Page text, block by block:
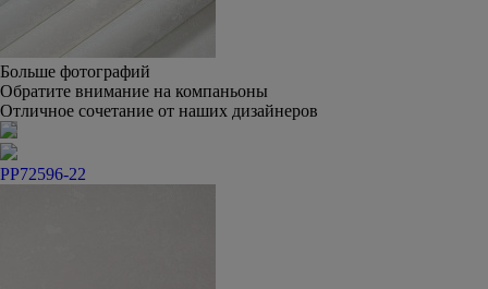
Больше фотографий
Обратите внимание на компаньоны
Отличное сочетание от наших дизайнеров
PP72596-22